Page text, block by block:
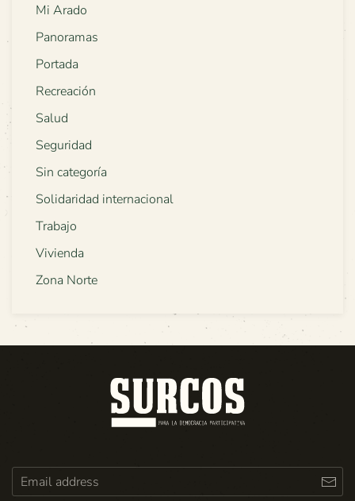
Mi Arado
Panoramas
Portada
Recreación
Salud
Seguridad
Sin categoría
Solidaridad internacional
Trabajo
Vivienda
Zona Norte